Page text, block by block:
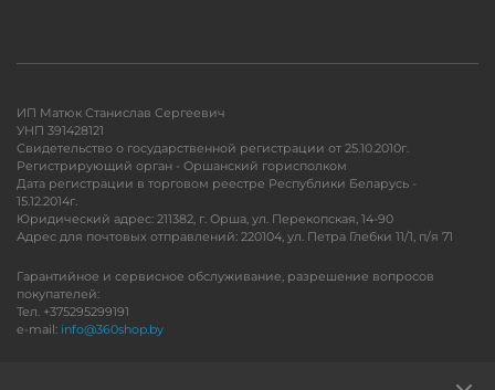
ИП Матюк Станислав Сергеевич
УНП 391428121
Свидетельство о государственной регистрации от 25.10.2010г.
Регистрирующий орган - Оршанский горисполком
Дата регистрации в торговом реестре Республики Беларусь -
15.12.2014г.
Юридический адрес: 211382, г. Орша, ул. Перекопская, 14-90
Адрес для почтовых отправлений: 220104, ул. Петра Глебки 11/1, п/я 71
Гарантийное и сервисное обслуживание, разрешение вопросов
покупателей:
Тел. +375295299191
e-mail: info@360shop.by